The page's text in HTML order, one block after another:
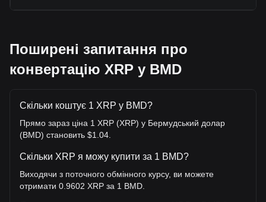
Поширені запитання про
конвертацію XRP у BMD
Скільки коштує 1 XRP у BMD?
Прямо зараз ціна 1 XRP (XRP) у Бермудський долар
(BMD) становить $1.04.
Скільки XRP я можу купити за 1 BMD?
Виходячи з поточного обмінного курсу, ви можете
отримати 0.9602 XRP за 1 BMD.